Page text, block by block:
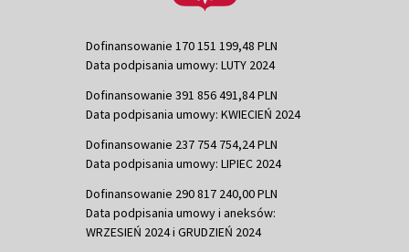
Dofinansowanie 170 151 199,48 PLN
Data podpisania umowy: LUTY 2024
Dofinansowanie 391 856 491,84 PLN
Data podpisania umowy: KWIECIEŃ 2024
Dofinansowanie 237 754 754,24 PLN
Data podpisania umowy: LIPIEC 2024
Dofinansowanie 290 817 240,00 PLN
Data podpisania umowy i aneksów:
WRZESIEŃ 2024 i GRUDZIEŃ 2024